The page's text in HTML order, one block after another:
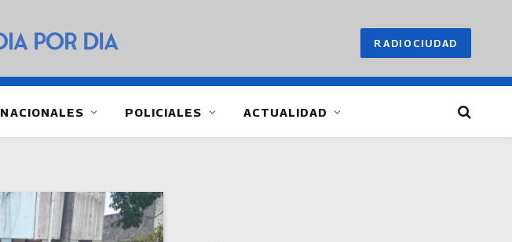
RADIOCIUDAD
NACIONALES POLICIALES ACTUALIDAD